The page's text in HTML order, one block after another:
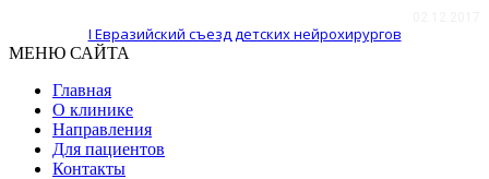
I Евразийский съезд детских нейрохирургов
МЕНЮ САЙТА
Главная
О клинике
Направления
Для пациентов
Контакты